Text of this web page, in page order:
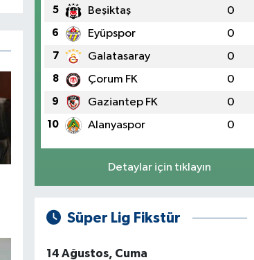
5 Beşiktaş 0
6 Eyüpspor 0
7 Galatasaray 0
8 Çorum FK 0
9 Gaziantep FK 0
10 Alanyaspor 0
Detaylar için tıklayın
Süper Lig Fikstür
14 Ağustos, Cuma